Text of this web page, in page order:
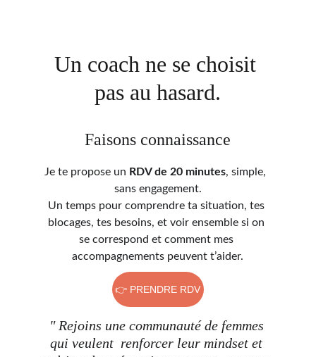
Un coach ne se choisit
pas au hasard.
Faisons connaissance
Je te propose un RDV de 20 minutes, simple,
sans engagement.
Un temps pour comprendre ta situation, tes
blocages, tes besoins, et voir ensemble si on
se correspond et comment mes
accompagnements peuvent t’aider.
👉 PRENDRE RDV
" Rejoins une communauté de femmes
qui veulent  renforcer leur mindset et